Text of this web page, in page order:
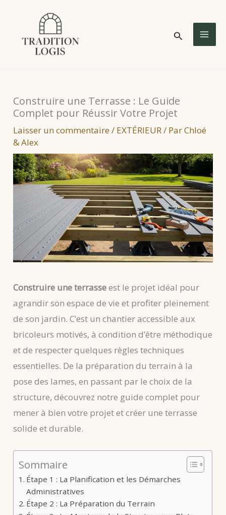
contenu
Rechercher
Construire une Terrasse : Le Guide
Complet pour Réussir Votre Projet
Laisser un commentaire / EXTÉRIEUR / ParChloé
& Alex
Construire une terrasseest le projet idéal pour
agrandir son espace de vie et profiter pleinement
de son jardin. C’est un chantier accessible aux
bricoleurs motivés, à condition d’être méthodique
et de respecter quelques règles techniques
essentielles. De la préparation du terrain à la
pose des lames, en passant par le choix de la
structure, découvrez notre guide complet pour
mener à bien votre projet et créer une terrasse
solide et durable.
Sommaire
Étape 1 : La Planification et les Démarches
Administratives
Étape 2 : La Préparation du Terrain